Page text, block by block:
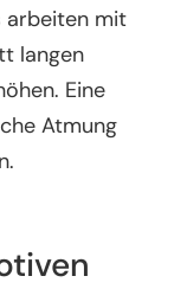
arbeiten mit
langen
Eine
Atmung